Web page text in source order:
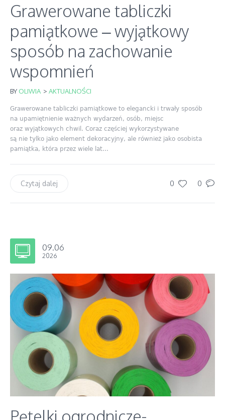
Grawerowane tabliczki
pamiątkowe – wyjątkowy
sposób na zachowanie
wspomnień
BY OLIWIA > AKTUALNOŚCI
Grawerowane tabliczki pamiątkowe to elegancki i trwały sposób
na upamiętnienie ważnych wydarzeń, osób, miejsc
oraz wyjątkowych chwil. Coraz częściej wykorzystywane
są nie tylko jako element dekoracyjny, ale również jako osobista
pamiątka, która przez wiele lat...
0 0
Czytaj dalej
09.06
2026